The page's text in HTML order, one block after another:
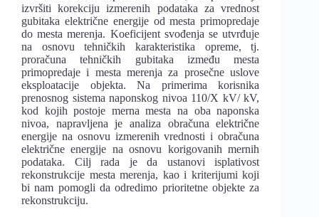
izvršiti korekciju izmerenih podataka za vrednost
gubitaka električne energije od mesta primopredaje
do mesta merenja. Koeficijent svođenja se utvrđuje
na osnovu tehničkih karakteristika opreme, tj.
proračuna tehničkih gubitaka između mesta
primopredaje i mesta merenja za prosečne uslove
eksploatacije objekta. Na primerima korisnika
prenosnog sistema naponskog nivoa 110/X kV/ kV,
kod kojih postoje merna mesta na oba naponska
nivoa, napravljena je analiza obračuna električne
energije na osnovu izmerenih vrednosti i obračuna
električne energije na osnovu korigovanih mernih
podataka. Cilj rada je da ustanovi isplativost
rekonstrukcije mesta merenja, kao i kriterijumi koji
bi nam pomogli da odredimo prioritetne objekte za
rekonstrukciju.